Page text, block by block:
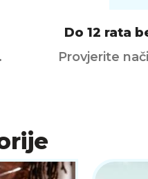
Do 12 rata
Provjerite